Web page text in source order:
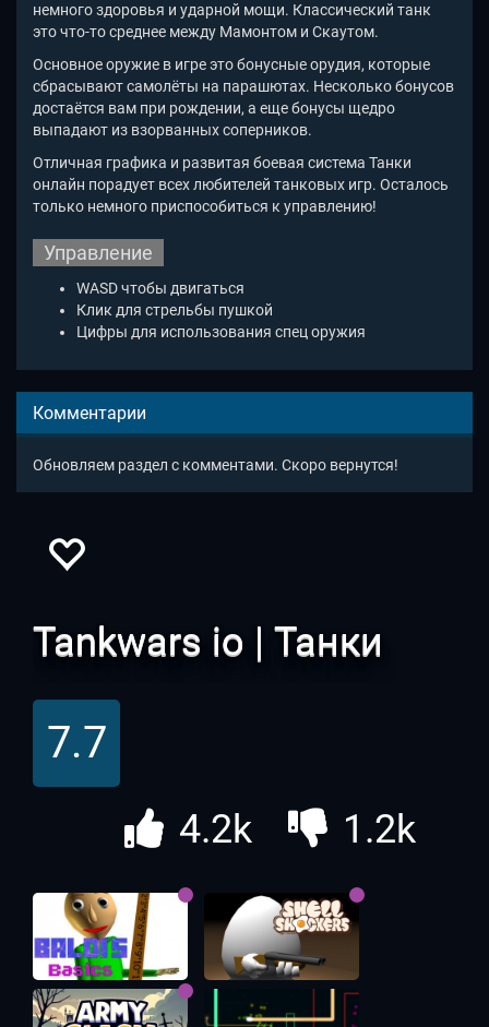
немного здоровья и ударной мощи. Классический танк
это что-то среднее между Мамонтом и Скаутом.
Основное оружие в игре это бонусные орудия, которые
сбрасывают самолёты на парашютах. Несколько бонусов
достаётся вам при рождении, а еще бонусы щедро
выпадают из взорванных соперников.
Отличная графика и развитая боевая система Танки
онлайн порадует всех любителей танковых игр. Осталось
только немного приспособиться к управлению!
Управление
WASD чтобы двигаться
Клик для стрельбы пушкой
Цифры для использования спец оружия
Комментарии
Обновляем раздел с комментами. Скоро вернутся!
Tankwars io | Танки
онлайн
7.7
4.2k 1.2k